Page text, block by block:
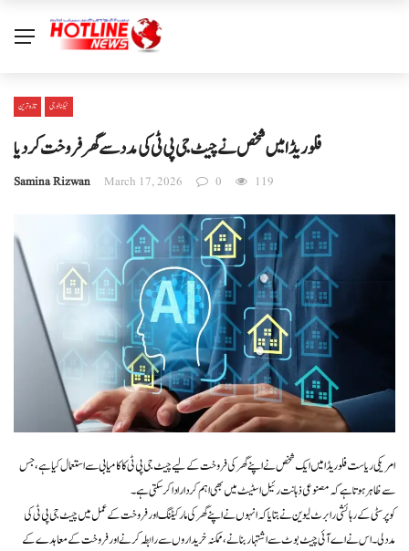
تازہ ترین ٹیکنالوجی
فلوریڈا میں شخص نے چیٹ جی پی ٹی کی مدد سے گھر فروخت کر دیا
Samina Rizwan March 17, 2026 0 119
امریکی ریاست فلوریڈا میں ایک شخص نے اپنے گھر کی فروخت کے لیے چیٹ جی پی ٹی کا کامیابی سے استعمال کیا ہے، جس
سے ظاہر ہوتا ہے کہ مصنوعی ذہانت رئیل اسٹیٹ میں بھی اہم کردار ادا کر سکتی ہے۔
کوپر سٹی کے رہائشی رابرٹ لیوین نے بتایا کہ انہوں نے اپنے گھر کی مارکیٹنگ اور فروخت کے عمل میں چیٹ جی پی ٹی کی
مدد لی۔ اس نے اے آئی چیٹ بوٹ سے اشتہار بنانے، ممکنہ خریداروں سے رابطہ کرنے اور فروخت کے معاہدے کے